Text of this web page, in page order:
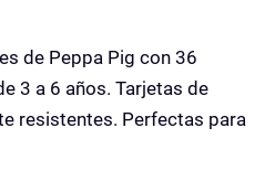
de Peppa Pig con 36
3 a 6 años. Tarjetas de
resistentes. Perfectas para